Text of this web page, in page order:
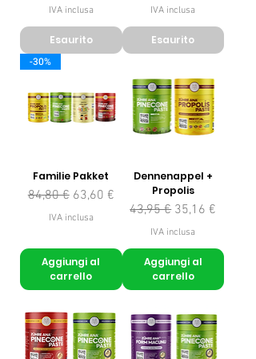
IVA inclusa
Esaurito
IVA inclusa
Esaurito
-30%
Familie Pakket
Prezzo regolare
84,80 € Prezzo scontato
63,60 €
IVA inclusa
Aggiungi al
carrello
Dennenappel +
Propolis
Prezzo regolare
43,95 € Prezzo scontato
35,16 €
IVA inclusa
Aggiungi al
carrello